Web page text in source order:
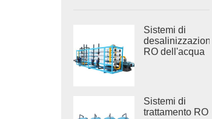
Sistemi di
desalinizzazione
RO dell'acqua
Sistemi di
trattamento RO